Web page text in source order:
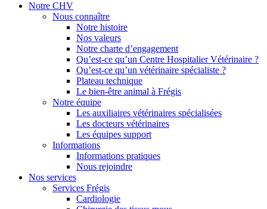
Notre CHV
Nous connaître
Notre histoire
Nos valeurs
Notre charte d’engagement
Qu’est-ce qu’un Centre Hospitalier Vétérinaire ?
Qu’est-ce qu’un vétérinaire spécialiste ?
Plateau technique
Le bien-être animal à Frégis
Notre équipe
Les auxiliaires vétérinaires spécialisées
Les docteurs vétérinaires
Les équipes support
Informations
Informations pratiques
Nous rejoindre
Nos services
Services Frégis
Cardiologie